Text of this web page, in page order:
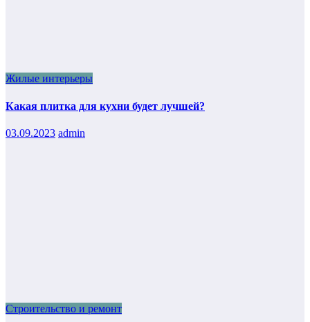
Жилые интерьеры
Какая плитка для кухни будет лучшей?
03.09.2023 admin
Строительство и ремонт